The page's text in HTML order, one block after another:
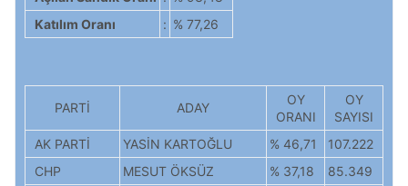
Katılım Oranı
: % 77,26
PARTİ ADAY
OY
ORANI
OY
SAYISI
AK PARTİ
YASİN KARTOĞLU % 46,71
107.222
CHP
MESUT ÖKSÜZ % 37,18 85.349